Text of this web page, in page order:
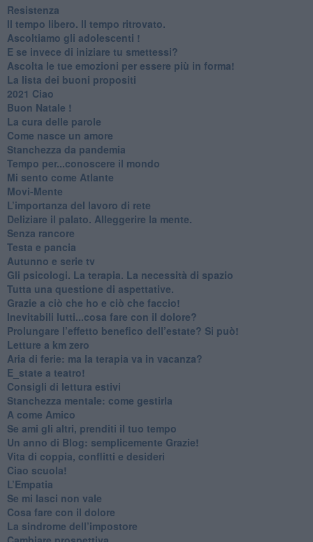
Resistenza
​Il tempo libero. Il tempo ritrovato.
Ascoltiamo gli adolescenti !
​E se invece di iniziare tu smettessi?
​Ascolta le tue emozioni per essere più in forma!
​La lista dei buoni propositi
2021 Ciao
Buon Natale !
​La cura delle parole
​Come nasce un amore
Stanchezza da pandemia
​Tempo per...conoscere il mondo
​Mi sento come Atlante
​Movi-Mente
​L’importanza del lavoro di rete
​Deliziare il palato. Alleggerire la mente.
​Senza rancore
​Testa e pancia
​Autunno e serie tv
​Gli psicologi. La terapia. La necessità di spazio
​Tutta una questione di aspettative.
​Grazie a ciò che ho e ciò che faccio!
​Inevitabili lutti...cosa fare con il dolore?
Prolungare l’effetto benefico dell’estate? Si può!
​Letture a km zero
​Aria di ferie: ma la terapia va in vacanza?
​E_state a teatro!
​Consigli di lettura estivi
​Stanchezza mentale: come gestirla
​A come Amico
​Se ami gli altri, prenditi il tuo tempo
​Un anno di Blog: semplicemente Grazie!
​Vita di coppia, conflitti e desideri
​Ciao scuola!
​L’Empatia
​Se mi lasci non vale
Cosa fare con il dolore
​La sindrome dell’impostore